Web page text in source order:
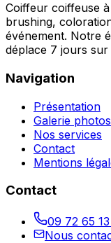
Coiffeur coiffeuse
brushing,
événement. Notre
déplace 7 jours
Navigation
Présentation
Galerie photos
Nos services
Contact
Mentions
Contact
09 72 65 13
Nous